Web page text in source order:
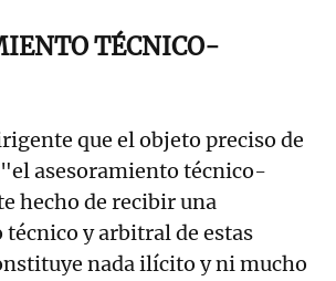
TÉCNICO-
que el objeto preciso de
asesoramiento técnico-
hecho de recibir una
y arbitral de estas
nada ilícito y ni mucho